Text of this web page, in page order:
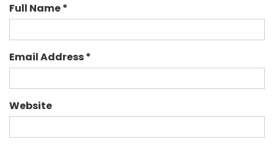
Full Name *
Email Address *
Website